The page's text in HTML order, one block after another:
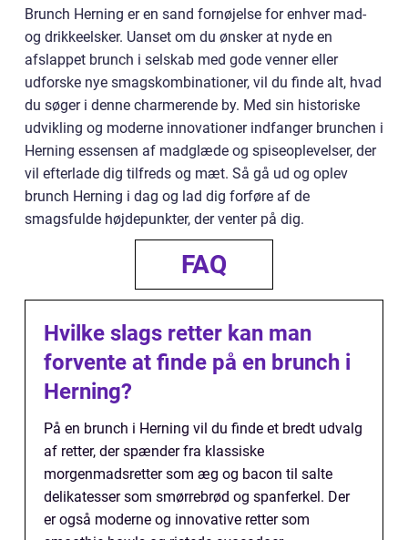
Brunch Herning er en sand fornøjelse for enhver mad-
og drikkeelsker. Uanset om du ønsker at nyde en
afslappet brunch i selskab med gode venner eller
udforske nye smagskombinationer, vil du finde alt, hvad
du søger i denne charmerende by. Med sin historiske
udvikling og moderne innovationer indfanger brunchen i
Herning essensen af madglæde og spiseoplevelser, der
vil efterlade dig tilfreds og mæt. Så gå ud og oplev
brunch Herning i dag og lad dig forføre af de
smagsfulde højdepunkter, der venter på dig.
FAQ
Hvilke slags retter kan man
forvente at finde på en brunch i
Herning?
På en brunch i Herning vil du finde et bredt udvalg
af retter, der spænder fra klassiske
morgenmadsretter som æg og bacon til salte
delikatesser som smørrebrød og spanferkel. Der
er også moderne og innovative retter som